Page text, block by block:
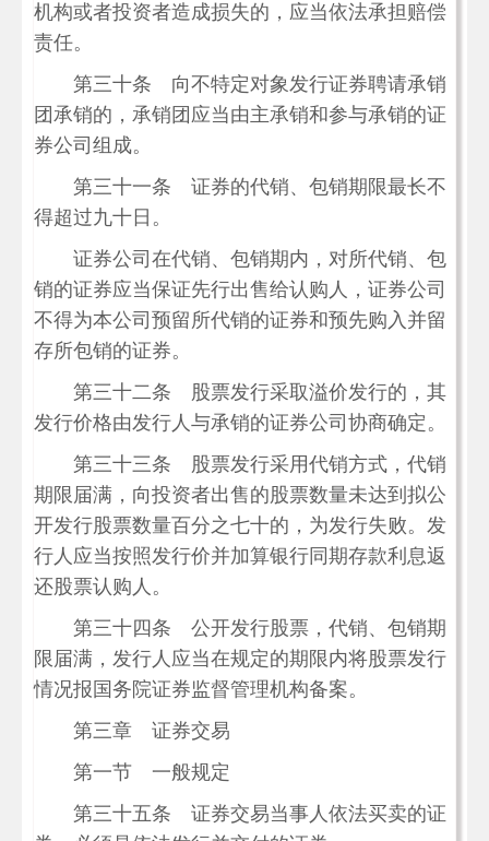
机构或者投资者造成损失的，应当依法承担赔偿
责任。
第三十条 向不特定对象发行证券聘请承销
团承销的，承销团应当由主承销和参与承销的证
券公司组成。
第三十一条 证券的代销、包销期限最长不
得超过九十日。
证券公司在代销、包销期内，对所代销、包
销的证券应当保证先行出售给认购人，证券公司
不得为本公司预留所代销的证券和预先购入并留
存所包销的证券。
第三十二条 股票发行采取溢价发行的，其
发行价格由发行人与承销的证券公司协商确定。
第三十三条 股票发行采用代销方式，代销
期限届满，向投资者出售的股票数量未达到拟公
开发行股票数量百分之七十的，为发行失败。发
行人应当按照发行价并加算银行同期存款利息返
还股票认购人。
第三十四条 公开发行股票，代销、包销期
限届满，发行人应当在规定的期限内将股票发行
情况报国务院证券监督管理机构备案。
第三章 证券交易
第一节 一般规定
第三十五条 证券交易当事人依法买卖的证